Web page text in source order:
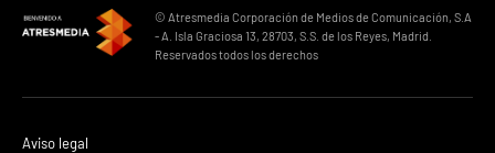
© Atresmedia Corporación de Medios de Comunicación, S.A
- A. Isla Graciosa 13, 28703, S.S. de los Reyes, Madrid.
Reservados todos los derechos
Aviso legal